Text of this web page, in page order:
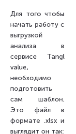
Для того чтобы
начать работу с
выгрузкой
анализа в
сервисе Tangl
value,
необходимо
подготовить
сам шаблон.
Это файл в
формате .xlsx и
выглядит он так: